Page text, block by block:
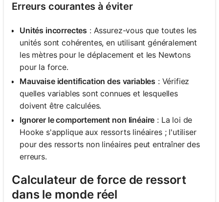
Erreurs courantes à éviter
Unités incorrectes : Assurez-vous que toutes les
unités sont cohérentes, en utilisant généralement
les mètres pour le déplacement et les Newtons
pour la force.
Mauvaise identification des variables : Vérifiez
quelles variables sont connues et lesquelles
doivent être calculées.
Ignorer le comportement non linéaire : La loi de
Hooke s'applique aux ressorts linéaires ; l'utiliser
pour des ressorts non linéaires peut entraîner des
erreurs.
Calculateur de force de ressort
dans le monde réel